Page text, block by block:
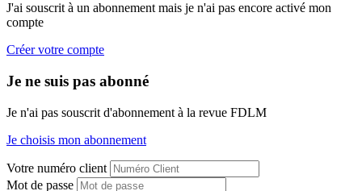
J'ai souscrit à un abonnement mais je n'ai pas encore activé mon
compte
Créer votre compte
Je ne suis pas abonné
Je n'ai pas souscrit d'abonnement à la revue FDLM
Je choisis mon abonnement
Votre numéro client
Mot de passe